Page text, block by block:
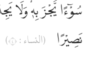
سُوْۤءًا يُّجْزَ بِهٖۙ وَلَا
نَصِيْرًا
(النساء : ٤)